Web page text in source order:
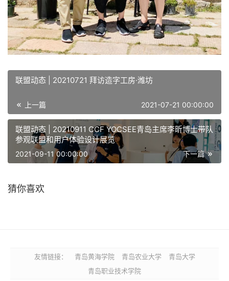
联盟动态 | 20210721 拜访造字工房·潍坊
上一篇 2021-07-21 00:00:00
联盟动态 | 20210911 CCF YOCSEE青岛主席李昕博士带队
参观联盟和用户体验设计展览
下一篇
2021-09-11 00:00:00
猜你喜欢
友情链接： 青岛黄海学院 青岛农业大学
青岛大学
青岛职业技术学院